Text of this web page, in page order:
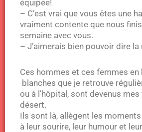
équipée!
– C’est vrai que vous êtes une
vraiment contente que nous
semaine avec vous.
– J’aimerais bien pouvoir dire
Ces hommes et ces femmes en
blanches que je retrouve
ou à l’hôpital, sont devenus
désert.
Ils sont là, allègent les
à leur sourire, leur humour et